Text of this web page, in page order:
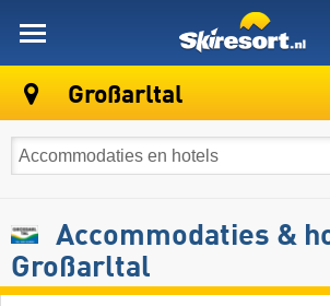
Großarltal
Accommodaties &
Großarltal